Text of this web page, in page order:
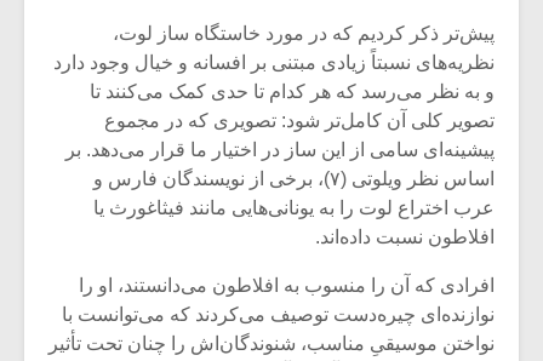
پیش‌تر ذکر کردیم که در مورد خاستگاه ساز لوت،
نظریه‌های نسبتاً زیادی مبتنی بر افسانه و خیال وجود دارد
و به نظر می‌رسد که هر کدام تا حدی کمک می‌کنند تا
تصویر کلی آن کامل‌تر شود: تصویری که در مجموع
پیشینه‌ای سامی از این ساز در اختیار ما قرار می‌دهد. بر
اساس نظر ویلوتی (۷)، برخی از نویسندگان فارس و
عرب اختراع لوت را به یونانی‌هایی مانند فیثاغورث یا
افلاطون نسبت داده‌اند.
افرادی که آن را منسوب به افلاطون می‌دانستند، او را
نوازنده‌ای چیره‌دست توصیف می‌کردند که می‌توانست با
نواختن موسیقیِ مناسب، شنوندگان‌اش را چنان تحت تأثیر
میکلوش روژا